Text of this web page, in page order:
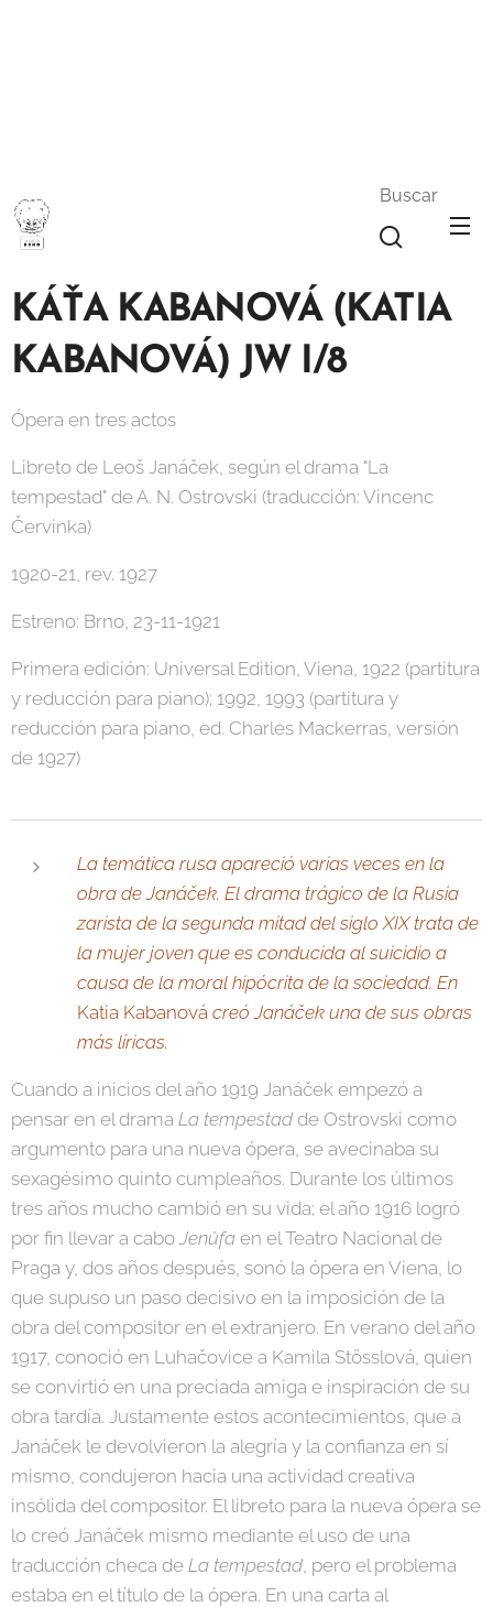
Buscar
KÁŤA KABANOVÁ (KATIA
KABANOVÁ) JW I/8
Ópera en tres actos
Libreto de Leoš Janáček, según el drama "La
tempestad" de A. N. Ostrovski (traducción: Vincenc
Červinka)
1920-21, rev. 1927
Estreno: Brno, 23-11-1921
Primera edición: Universal Edition, Viena, 1922 (partitura
y reducción para piano); 1992, 1993 (partitura y
reducción para piano, ed. Charles Mackerras, versión
de 1927)
La temática rusa apareció varias veces en la
obra de Janáček. El drama trágico de la Rusia
zarista de la segunda mitad del siglo XIX trata de
la mujer joven que es conducida al suicidio a
causa de la moral hipócrita de la sociedad. En
Katia Kabanová creó Janáček una de sus obras
más líricas.
Cuando a inicios del año 1919 Janáček empezó a
pensar en el drama La tempestad de Ostrovski como
argumento para una nueva ópera, se avecinaba su
sexagésimo quinto cumpleaños. Durante los últimos
tres años mucho cambió en su vida; el año 1916 logró
por fin llevar a cabo Jenůfa en el Teatro Nacional de
Praga y, dos años después, sonó la ópera en Viena, lo
que supuso un paso decisivo en la imposición de la
obra del compositor en el extranjero. En verano del año
1917, conoció en Luhačovice a Kamila Stösslová, quien
se convirtió en una preciada amiga e inspiración de su
obra tardía. Justamente estos acontecimientos, que a
Janáček le devolvieron la alegría y la confianza en sí
mismo, condujeron hacia una actividad creativa
insólida del compositor. El libreto para la nueva ópera se
lo creó Janáček mismo mediante el uso de una
traducción checa de La tempestad , pero el problema
estaba en el título de la ópera. En una carta al